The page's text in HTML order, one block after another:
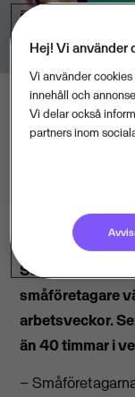
Semestern är
småföretagare
arbetsveckor.
än 40 timmar i
–
Hej! Vi använder
Vi använder
innehåll och
Vi delar också
partners inom